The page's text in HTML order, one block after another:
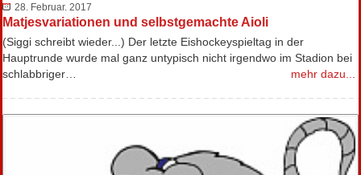
28. Februar. 2017
Matjesvariationen und selbstgemachte Aioli
(Siggi schreibt wieder...) Der letzte Eishockeyspieltag in der
Hauptrunde wurde mal ganz untypisch nicht irgendwo im Stadion bei
schlabbriger…
mehr dazu...